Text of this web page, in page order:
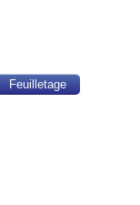
Feuilletage